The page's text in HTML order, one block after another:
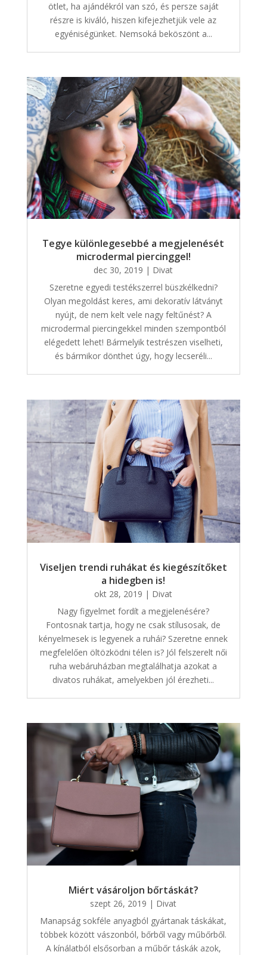
ötlet, ha ajándékról van szó, és persze saját
részre is kiváló, hiszen kifejezhetjük vele az
egyéniségünket. Nemsoká beköszönt a...
Tegye különlegesebbé a megjelenését
microdermal piercinggel!
dec 30, 2019 | Divat
Szeretne egyedi testékszerrel büszkélkedni?
Olyan megoldást keres, ami dekoratív látványt
nyújt, de nem kelt vele nagy feltűnést? A
microdermal piercingekkel minden szempontból
elégedett lehet! Bármelyik testrészen viselheti,
és bármikor dönthet úgy, hogy lecseréli...
Viseljen trendi ruhákat és kiegészítőket
a hidegben is!
okt 28, 2019 | Divat
Nagy figyelmet fordít a megjelenésére?
Fontosnak tartja, hogy ne csak stílusosak, de
kényelmesek is legyenek a ruhái? Szeretne ennek
megfelelően öltözködni télen is? Jól felszerelt női
ruha webáruházban megtalálhatja azokat a
divatos ruhákat, amelyekben jól érezheti...
Miért vásároljon bőrtáskát?
szept 26, 2019 | Divat
Manapság sokféle anyagból gyártanak táskákat,
többek között vászonból, bőrből vagy műbőrből.
A kínálatból elsősorban a műbőr táskák azok,